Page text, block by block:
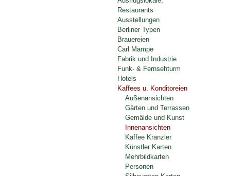
Restaurants
Ausstellungen
Berliner Typen
Brauereien
Carl Mampe
Fabrik und Industrie
Funk- & Fernsehturm
Hotels
Kaffees u. Konditoreien
Außenansichten
Gärten und Terrassen
Gemälde und Kunst
Innenansichten
Kaffee Kranzler
Künstler Karten
Mehrbildkarten
Personen